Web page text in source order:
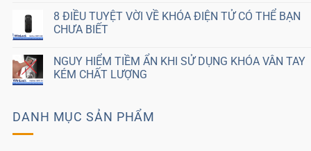
8 ĐIỀU TUYỆT VỜI VỀ KHÓA ĐIỆN TỬ CÓ THỂ BẠN
CHƯA BIẾT
NGUY HIỂM TIỀM ẨN KHI SỬ DỤNG KHÓA VÂN TAY
KÉM CHẤT LƯỢNG
DANH MỤC SẢN PHẨM